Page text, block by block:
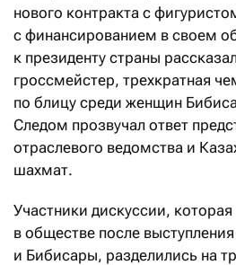
нового контракта с
с финансированием в своем
к президенту страны
гроссмейстер, трехкратная
по блицу среди женщин
Следом прозвучал ответ
отраслевого ведомства и
шахмат.
Участники дискуссии,
в обществе после
и Бибисары, разделились на